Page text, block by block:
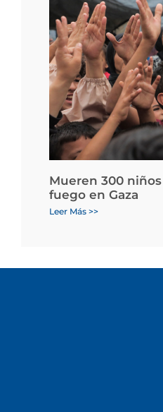
Mueren 300
fuego en Gaza
Leer Más >>